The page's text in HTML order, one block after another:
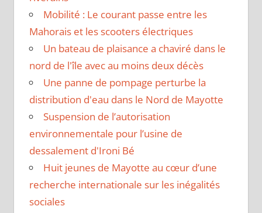
Mobilité : Le courant passe entre les
Mahorais et les scooters électriques
Un bateau de plaisance a chaviré dans le
nord de l'île avec au moins deux décès
Une panne de pompage perturbe la
distribution d'eau dans le Nord de Mayotte
Suspension de l’autorisation
environnementale pour l’usine de
dessalement d'Ironi Bé
Huit jeunes de Mayotte au cœur d’une
recherche internationale sur les inégalités
sociales